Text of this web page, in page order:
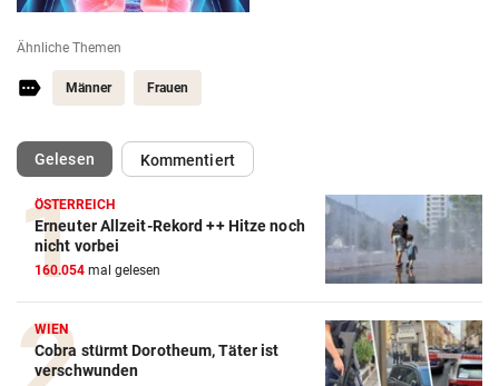
Ähnliche Themen
Männer Frauen
Gelesen(ausgewählt)Kommentiert
ÖSTERREICH
Erneuter Allzeit-Rekord ++ Hitze noch
nicht vorbei
160.054 mal gelesen
WIEN
Cobra stürmt Dorotheum, Täter ist
verschwunden